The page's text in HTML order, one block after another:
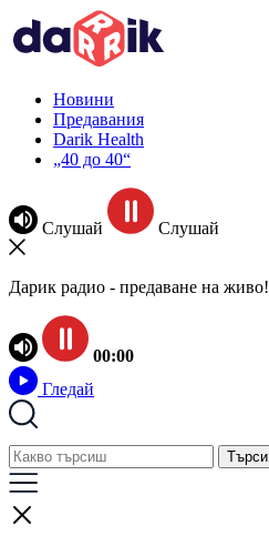
Новини
Предавания
Darik Health
„40 до 40“
Слушай Слушай
Дарик радио - предаване на живо!
00:00
Гледай